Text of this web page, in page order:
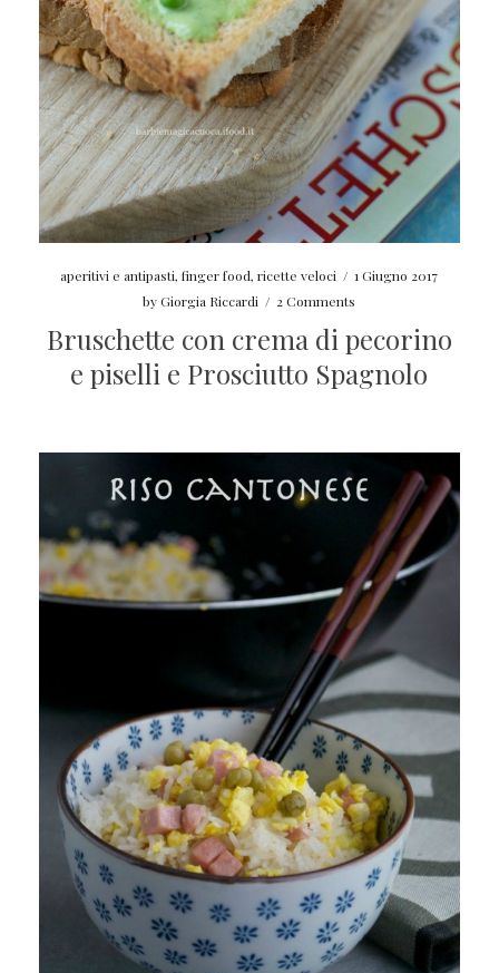
aperitivi e antipasti,finger food,ricette veloci / 1 Giugno 2017
byGiorgia Riccardi / 2 Comments
Bruschette con crema di pecorino
e piselli e Prosciutto Spagnolo